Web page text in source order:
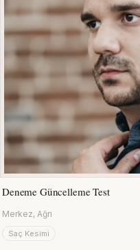
Deneme Güncelleme Test
Merkez, Ağrı
Saç Kesimi